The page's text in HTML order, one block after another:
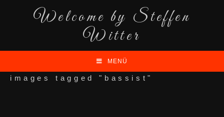
Welcome by Steffen
Witter
MENÜ
images tagged "bassist"